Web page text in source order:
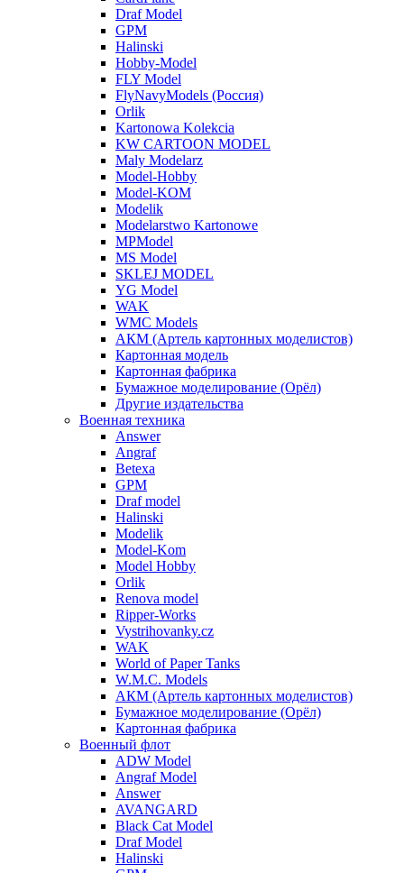
Draf Model
GPM
Halinski
Hobby-Model
FLY Model
FlyNavyModels (Россия)
Orlik
Kartonowa Kolekcia
KW CARTOON MODEL
Maly Modelarz
Model-Hobby
Model-KOM
Modelik
Modelarstwo Kartonowe
MPModel
MS Model
SKLEJ MODEL
YG Model
WAK
WMC Models
АКМ (Артель картонных моделистов)
Картонная модель
Картонная фабрика
Бумажное моделирование (Орёл)
Другие издательства
Военная техника
Answer
Angraf
Betexa
GPM
Draf model
Halinski
Modelik
Model-Kom
Model Hobby
Orlik
Renova model
Ripper-Works
Vystrihovanky.cz
WAK
World of Paper Tanks
W.M.C. Models
АКМ (Артель картонных моделистов)
Бумажное моделирование (Орёл)
Картонная фабрика
Военный флот
ADW Model
Angraf Model
Answer
AVANGARD
Black Cat Model
Draf Model
Halinski